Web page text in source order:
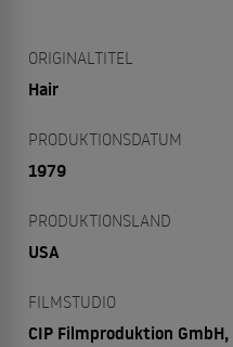
ORIGINALTITEL
Hair
PRODUKTIONSDATUM
1979
PRODUKTIONSLAND
USA
FILMSTUDIO
CIP Filmproduktion